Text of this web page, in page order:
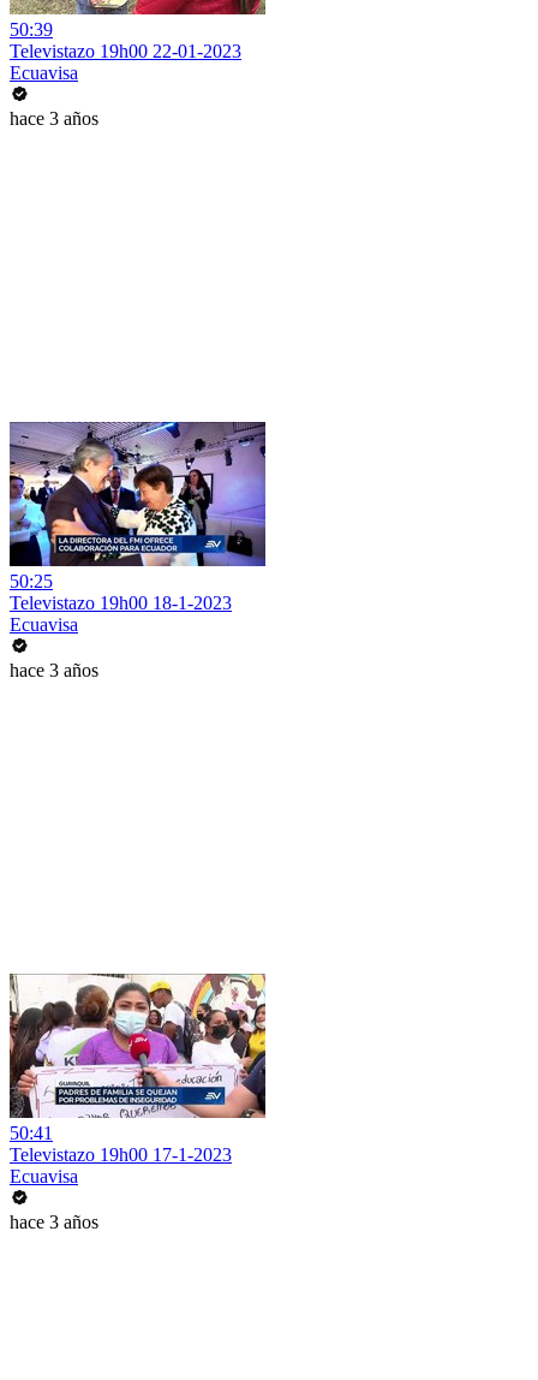
50:39
Televistazo 19h00 22-01-2023
Ecuavisa
hace 3 años
50:25
Televistazo 19h00 18-1-2023
Ecuavisa
hace 3 años
50:41
Televistazo 19h00 17-1-2023
Ecuavisa
hace 3 años